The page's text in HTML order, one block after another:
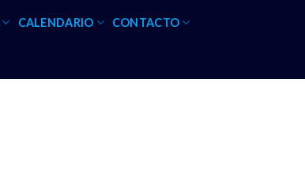
CALENDARIO CONTACTO